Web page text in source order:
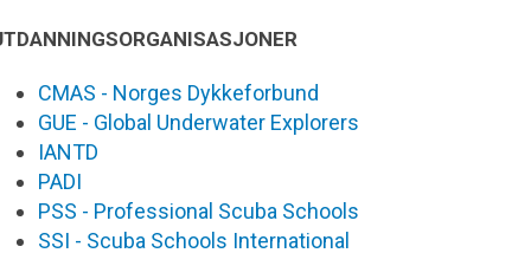
CMAS - Norges Dykkeforbund
GUE - Global Underwater Explorers
IANTD
PADI
PSS - Professional Scuba Schools
SSI - Scuba Schools International